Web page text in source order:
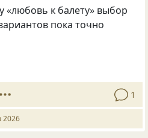
«любовь к балету» выбор
пока точно
1
2026